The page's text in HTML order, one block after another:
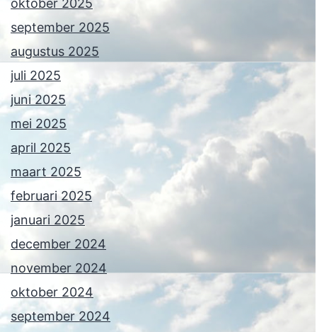
oktober 2025
september 2025
augustus 2025
juli 2025
juni 2025
mei 2025
april 2025
maart 2025
februari 2025
januari 2025
december 2024
november 2024
oktober 2024
september 2024